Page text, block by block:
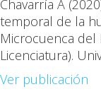
Chavarría A
temporal de la
Microcuenca del
Licenciatura).
Ver publicación